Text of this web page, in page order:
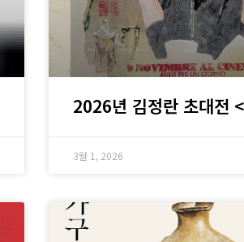
2026년 김정란 초대전
3월 1, 2026